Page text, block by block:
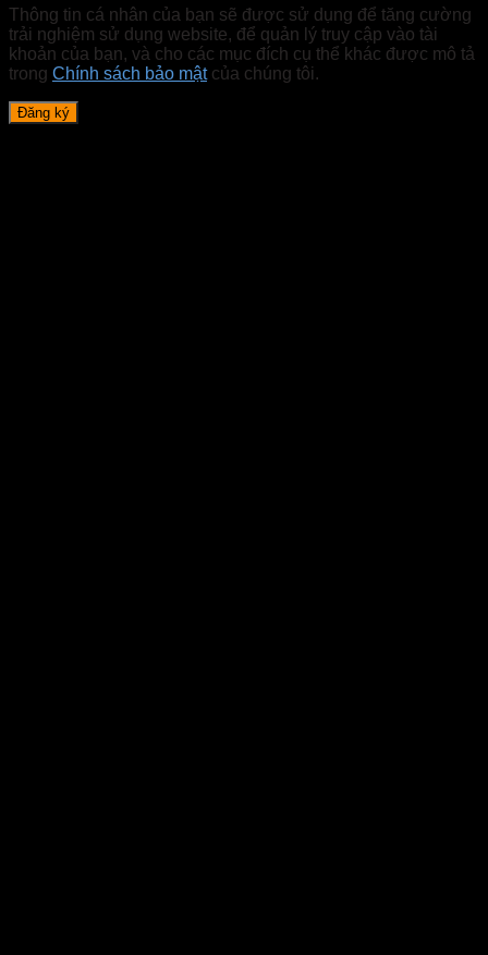
Thông tin cá nhân của bạn sẽ được sử dụng để tăng cường
trải nghiệm sử dụng website, để quản lý truy cập vào tài
khoản của bạn, và cho các mục đích cụ thể khác được mô tả
trong Chính sách bảo mậtcủa chúng tôi.
Đăng ký